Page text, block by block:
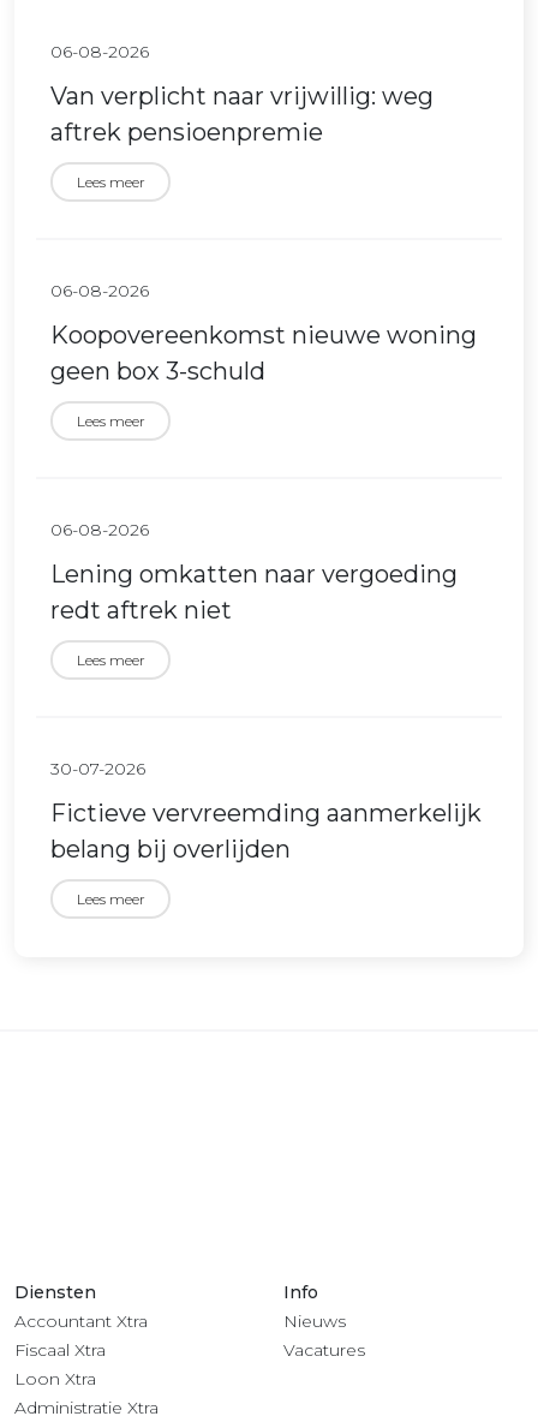
06-08-2026
Van verplicht naar vrijwillig: weg
aftrek pensioenpremie
Lees meer
06-08-2026
Koopovereenkomst nieuwe woning
geen box 3-schuld
Lees meer
06-08-2026
Lening omkatten naar vergoeding
redt aftrek niet
Lees meer
30-07-2026
Fictieve vervreemding aanmerkelijk
belang bij overlijden
Lees meer
Diensten
Accountant Xtra
Fiscaal Xtra
Loon Xtra
Administratie Xtra
Info
Nieuws
Vacatures